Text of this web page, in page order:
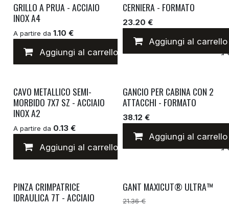
GRILLO A PRUA - ACCIAIO
INOX A4
A partire da 1.10 €
Aggiungi al carrello Aggiungi alla lista
CERNIERA - FORMATO
23.20 €
Aggiungi al carrello
CAVO METALLICO SEMI-
MORBIDO 7X7 SZ - ACCIAIO
INOX A2
A partire da 0.13 €
Aggiungi al carrello Aggiungi alla lista
GANCIO PER CABINA CON 2
ATTACCHI - FORMATO
38.12 €
Aggiungi al carrello
PINZA CRIMPATRICE
IDRAULICA 7T - ACCIAIO
GANT MAXICUT® ULTRA™
21.36 €